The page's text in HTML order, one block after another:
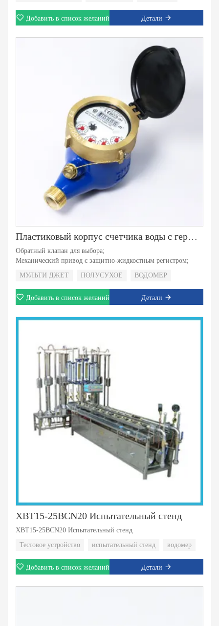
Добавить в список желаний Детали
Пластиковый корпус счетчика воды с герметичным корпусом
Обратный клапан для выбора;
Механический привод с защитно-жидкостным регистром;
МУЛЬТИ ДЖЕТ
ПОЛУСУХОЕ ВОДОМЕР
Добавить в список желаний Детали
XBT15-25BCN20 Испытательный стенд
XBT15-25BCN20 Испытательный стенд
Тестовое устройство
испытательный стенд водомер
Добавить в список желаний Детали